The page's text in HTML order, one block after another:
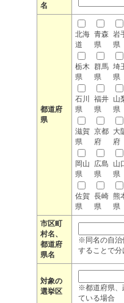
名
都道府
県
北海
道
青森
県
岩
県
栃木
県
群馬
県
埼
県
石川
県
福井
県
山
県
滋賀
県
京都
府
大
府
岡山
県
広島
県
山
県
佐賀
県
長崎
県
熊
県
市区町
村名、
都道府
県名
※同名の自治
することで分
対象の
選挙区
※都道府県、
ている場合